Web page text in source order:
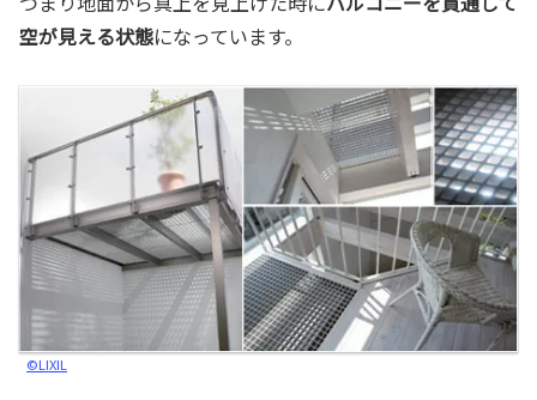
空が見える状態になっています。
©LIXIL